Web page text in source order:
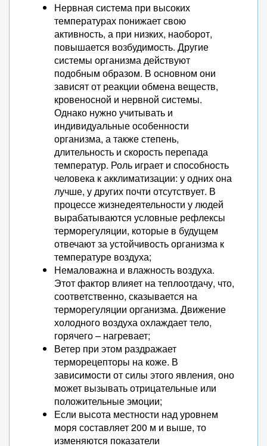
Нервная система при высоких
температурах понижает свою
активность, а при низких, наоборот,
повышается возбудимость. Другие
системы организма действуют
подобным образом. В основном они
зависят от реакции обмена веществ,
кровеносной и нервной системы.
Однако нужно учитывать и
индивидуальные особенности
организма, а также степень,
длительность и скорость перепада
температур. Роль играет и способность
человека к акклиматизации: у одних она
лучше, у других почти отсутствует. В
процессе жизнедеятельности у людей
вырабатываются условные рефлексы
терморегуляции, которые в будущем
отвечают за устойчивость организма к
температуре воздуха;
Немаловажна и влажность воздуха.
Этот фактор влияет на теплоотдачу, что,
соответственно, сказывается на
терморегуляции организма. Движение
холодного воздуха охлаждает тело,
горячего – нагревает;
Ветер при этом раздражает
терморецепторы на коже. В
зависимости от силы этого явления, оно
может вызывать отрицательные или
положительные эмоции;
Если высота местности над уровнем
моря составляет 200 м и выше, то
изменяются показатели